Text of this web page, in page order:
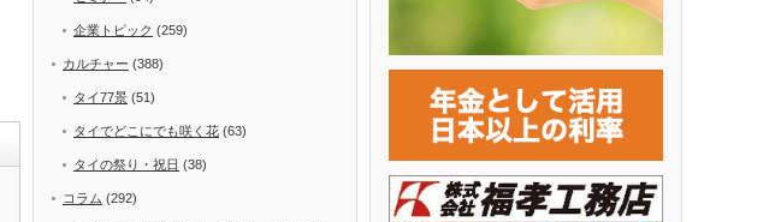
企業トピック (259)
カルチャー (388)
タイ77景 (51)
タイでどこにでも咲く花 (63)
タイの祭り・祝日 (38)
コラム (292)